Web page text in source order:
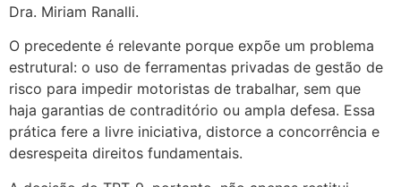
Dra. Miriam Ranalli.
O precedente é relevante porque expõe um problema
estrutural: o uso de ferramentas privadas de gestão de
risco para impedir motoristas de trabalhar, sem que
haja garantias de contraditório ou ampla defesa. Essa
prática fere a livre iniciativa, distorce a concorrência e
desrespeita direitos fundamentais.